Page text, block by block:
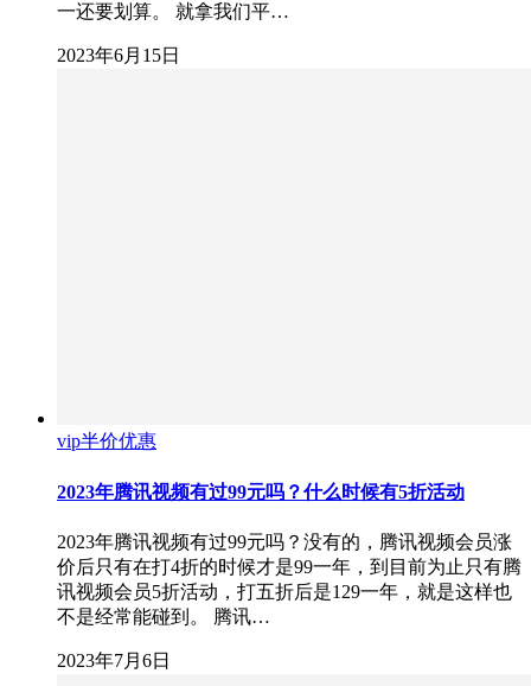
一还要划算。 就拿我们平…
2023年6月15日
vip半价优惠
2023年腾讯视频有过99元吗？什么时候有5折活动
2023年腾讯视频有过99元吗？没有的，腾讯视频会员涨
价后只有在打4折的时候才是99一年，到目前为止只有腾
讯视频会员5折活动，打五折后是129一年，就是这样也
不是经常能碰到。 腾讯…
2023年7月6日